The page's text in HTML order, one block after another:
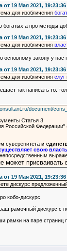
от 19 Мая 2021, 19:23:36
для изобличения
богатых а про методы
от 19 Мая 2021, 19:23:36
для изобличения
основному закону у нас
от 19 Мая 2021, 19:23:36
для изобличения слуг
так написать то.
document/
Статья 3
Российской
суверенитета и
свою
может
от 19 Мая 2021, 19:23:36
дискурс
кобо-дискурс
рамочный дискурс с
рамки на паре страниц